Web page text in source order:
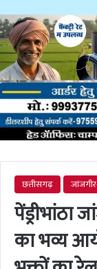
छत्तीसगढ़
पेंड्रीभांठा
का भव्य